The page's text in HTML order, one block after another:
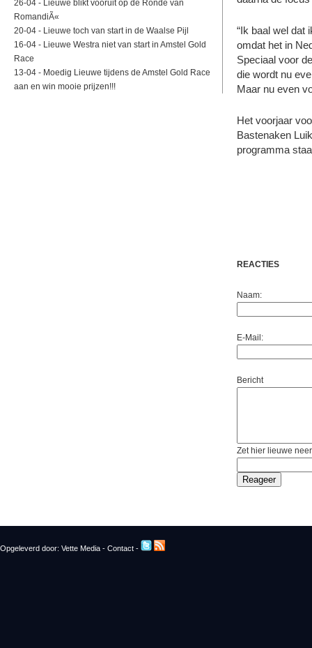
26-04 - Lieuwe blikt vooruit op de Ronde van
RomandiÃ«
20-04 - Lieuwe toch van start in de Waalse Pijl
16-04 - Lieuwe Westra niet van start in Amstel Gold
Race
13-04 - Moedig Lieuwe tijdens de Amstel Gold Race
aan en win mooie prijzen!!!
“Ik baal wel dat
omdat het in
Speciaal voor
die wordt nu
Maar nu even
Het voorjaar
Bastenaken
programma
REACTIES
Naam:
E-Mail:
Bericht
Zet hier lieuwe
Opgeleverd door: Vette Media - Contact -